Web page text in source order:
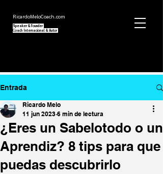
RicardoMeloCoach.com
Speaker& Founder
Coach Internacional & Autor
Entrada
¿Eres un Sabelotodo o un
Aprendiz? 8 tips para que
puedas descubrirlo
Ricardo Melo
11 jun 2023 6 min de lectura